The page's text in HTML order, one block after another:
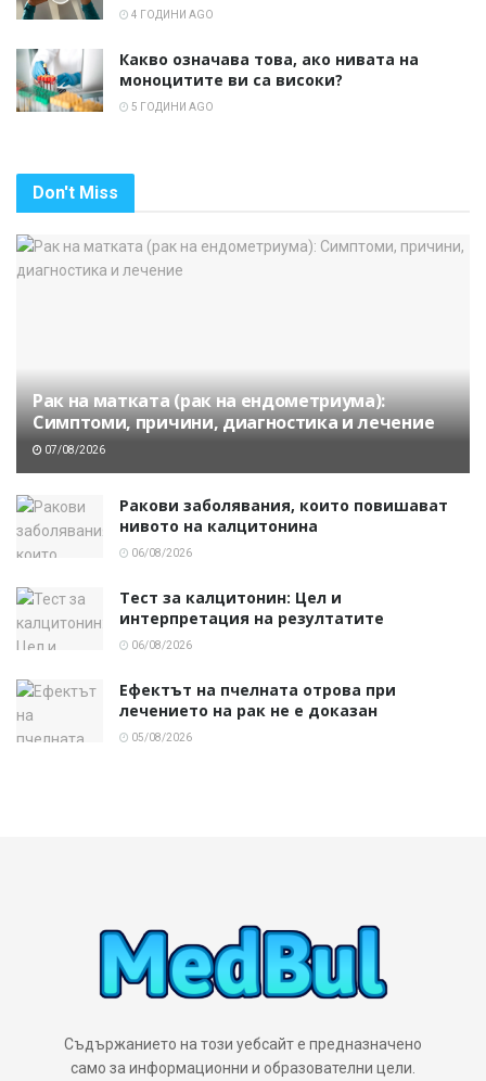
4 ГОДИНИ AGO
Какво означава това, ако нивата на
моноцитите ви са високи?
5 ГОДИНИ AGO
Don't Miss
Рак на матката (рак на ендометриума):
Симптоми, причини, диагностика и лечение
07/08/2026
Ракови заболявания, които повишават
нивото на калцитонина
06/08/2026
Тест за калцитонин: Цел и
интерпретация на резултатите
06/08/2026
Ефектът на пчелната отрова при
лечението на рак не е доказан
05/08/2026
Съдържанието на този уебсайт е предназначено
само за информационни и образователни цели.